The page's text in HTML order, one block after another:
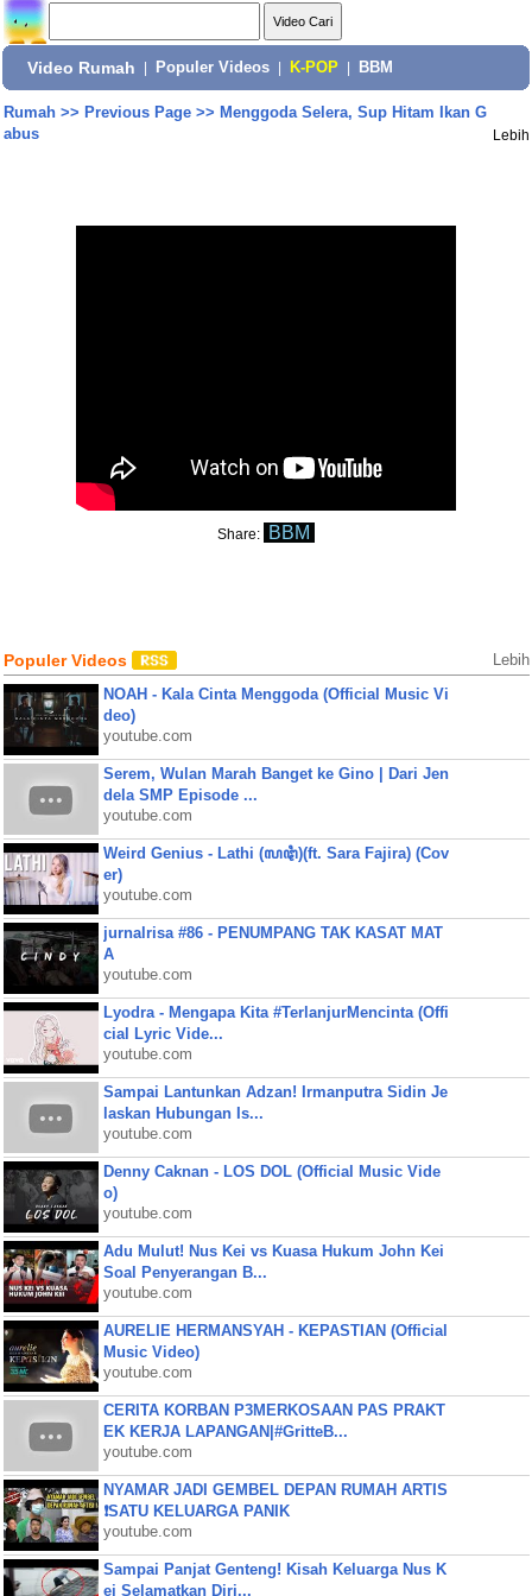
Video Rumah Populer Videos K-POP BBM
Rumah>> Previous Page>> Menggoda Selera, Sup Hitam Ikan G
abus
Lebih
Share: BBM
Populer Videos Lebih
NOAH - Kala Cinta Menggoda (Official Music Vi
deo)
youtube.com
Serem, Wulan Marah Banget ke Gino | Dari Jen
dela SMP Episode ...
youtube.com
Weird Genius - Lathi (ꦭꦛꦶ)(ft. Sara Fajira) (Cov
er)
youtube.com
jurnalrisa #86 - PENUMPANG TAK KASAT MAT
A
youtube.com
Lyodra - Mengapa Kita #TerlanjurMencinta (Offi
cial Lyric Vide...
youtube.com
Sampai Lantunkan Adzan! Irmanputra Sidin Je
laskan Hubungan Is...
youtube.com
Denny Caknan - LOS DOL (Official Music Vide
o)
youtube.com
Adu Mulut! Nus Kei vs Kuasa Hukum John Kei
Soal Penyerangan B...
youtube.com
AURELIE HERMANSYAH - KEPASTIAN (Official
Music Video)
youtube.com
CERITA KORBAN P3MERKOSAAN PAS PRAKT
EK KERJA LAPANGAN|#GritteB...
youtube.com
NYAMAR JADI GEMBEL DEPAN RUMAH ARTIS
❗SATU KELUARGA PANIK
youtube.com
Sampai Panjat Genteng! Kisah Keluarga Nus K
ei Selamatkan Diri...